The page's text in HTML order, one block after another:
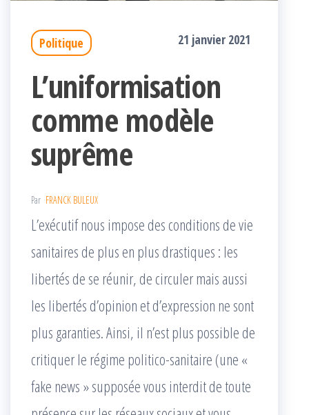
Politique 21 janvier 2021
L’uniformisation
comme modèle
suprême
Par FRANCK BULEUX
L’exécutif nous impose des conditions de vie
sanitaires de plus en plus drastiques : les
libertés de se réunir, de circuler mais aussi
les libertés d’opinion et d’expression ne sont
plus garanties. Ainsi, il n’est plus possible de
critiquer le régime politico-sanitaire (une «
fake news » supposée vous interdit de toute